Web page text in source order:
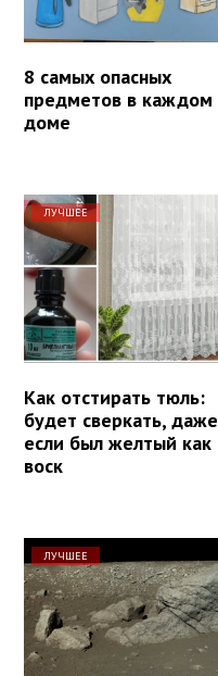
8 самых опасных
предметов в каждом
доме
ЛУЧШЕЕ
Как отстирать тюль:
будет сверкать, даже
если был желтый как
воск
ЛУЧШЕЕ